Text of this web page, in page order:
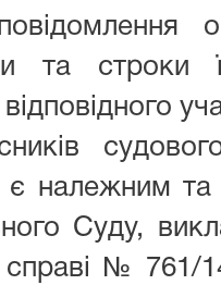
та строки
є належним
Суду,
справі № 761/